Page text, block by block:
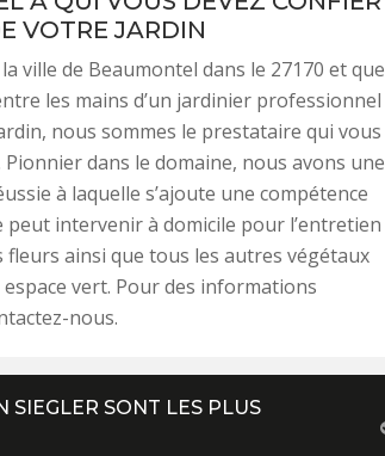
VOTRE JARDIN
ville de Beaumontel dans le 27170 et que
les mains d’un jardinier professionnel
nous sommes le prestataire qui vous
Pionnier dans le domaine, nous avons une
à laquelle s’ajoute une compétence
peut intervenir à domicile pour l’entretien
fleurs ainsi que tous les autres végétaux
vert. Pour des informations
nous.
SIEGLER SONT LES PLUS